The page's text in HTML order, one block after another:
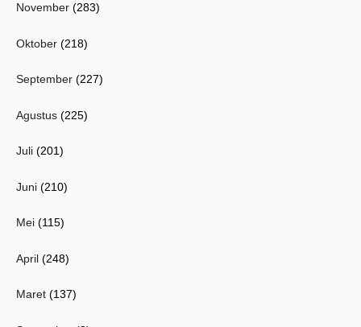
November (283)
Oktober (218)
September (227)
Agustus (225)
Juli (201)
Juni (210)
Mei (115)
April (248)
Maret (137)